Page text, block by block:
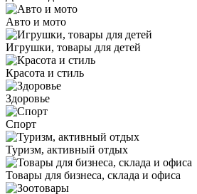
Авто и мото
Игрушки, товары для детей
Красота и стиль
Здоровье
Спорт
Туризм, активный отдых
Товары для бизнеса, склада и офиса